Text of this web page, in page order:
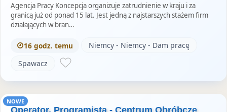
Agencja Pracy Koncepcja organizuje zatrudnienie w kraju i za
granicą już od ponad 15 lat. Jest jedną z najstarszych stażem firm
działających w bran…
16 godz. temu
Niemcy - Niemcy - Dam pracę
Spawacz
NOWE
Operator, Programista - Centrum Obróbcze